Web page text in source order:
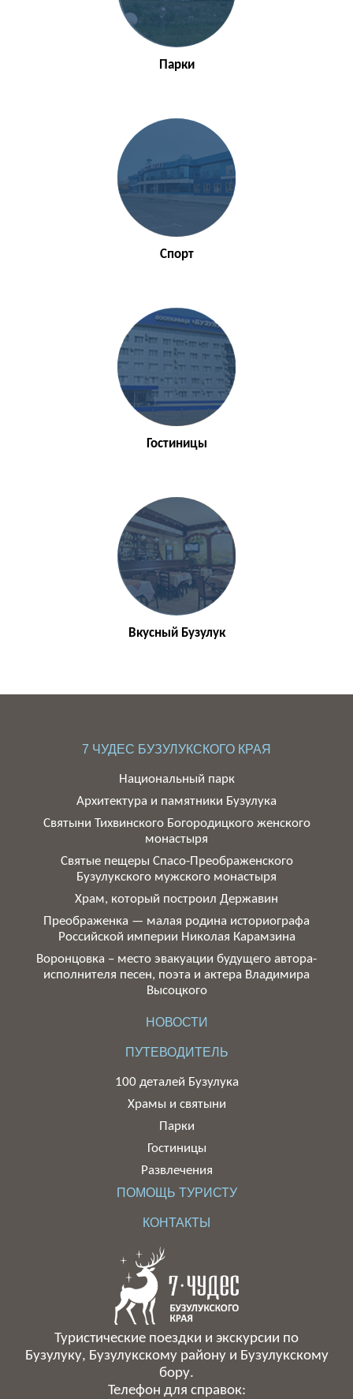
Парки
Спорт
Гостиницы
Вкусный Бузулук
7 ЧУДЕС БУЗУЛУКСКОГО КРАЯ
Национальный парк
Архитектура и памятники Бузулука
Святыни Тихвинского Богородицкого женского
монастыря
Святые пещеры Спасо-Преображенского
Бузулукского мужского монастыря
Храм, который построил Державин
Преображенка — малая родина историографа
Российской империи Николая Карамзина
Воронцовка – место эвакуации будущего автора-
исполнителя песен, поэта и актера Владимира
Высоцкого
НОВОСТИ
ПУТЕВОДИТЕЛЬ
100 деталей Бузулука
Храмы и святыни
Парки
Гостиницы
Развлечения
ПОМОЩЬ ТУРИСТУ
КОНТАКТЫ
Туристические поездки и экскурсии по
Бузулуку, Бузулукскому району и Бузулукскому
бору.
Телефон для справок: